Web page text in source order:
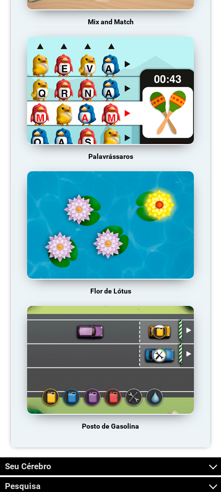
Mix and Match
Palavrássaros
Flor de Lótus
Posto de Gasolina
Seu Cérebro
Pesquisa